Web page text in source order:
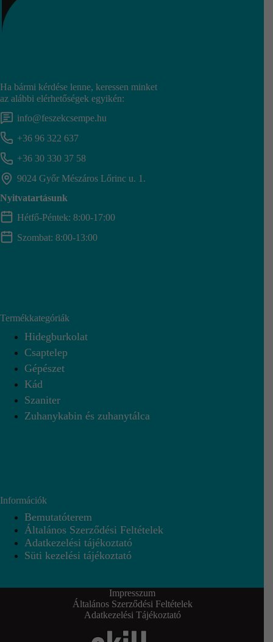
Ha bármi kérdése lenne, keressen minket
az alábbi elérhetőségek egyikén:
info@feszekcsempe.hu
+36 96 322 637
+36 30 330 37 58
9024 Győr Mészáros Lőrinc u. 1.
Nyitvatartásunk
Hétfő-Péntek: 8:00-17:00
Szombat: 8:00-13:00
Termékkategóriák
Hidegburkolat
Csaptelep
Gépészet
Kád
Szaniter
Zuhanykabin és zuhanytálca
Információk
Bemutatóterem
Általános Szerződési Feltételek
Adatkezelési tájékoztató
Süti kezelési tájékoztató
Impresszum
Általános Szerződési Feltételek
Adatkezelési Tájékoztató